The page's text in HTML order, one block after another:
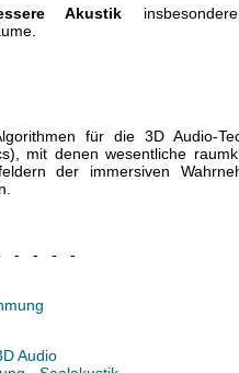
Akustik
für die 3D Audio-
mit denen wesentliche
der immersiven
- - - -
Audio